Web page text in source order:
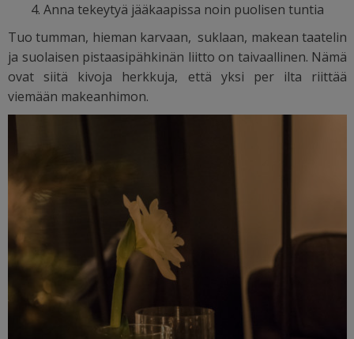
4. Anna tekeytyä jääkaapissa noin puolisen tuntia
Tuo tumman, hieman karvaan, suklaan, makean taatelin
ja suolaisen pistaasipähkinän liitto on taivaallinen. Nämä
ovat siitä kivoja herkkuja, että yksi per ilta riittää
viemään makeanhimon.